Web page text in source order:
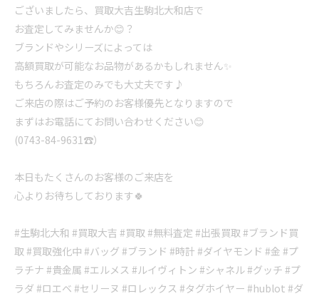
ございましたら、買取大吉生駒北大和店で
お査定してみませんか😊？
ブランドやシリーズによっては
高額買取が可能なお品物があるかもしれません✨
もちろんお査定のみでも大丈夫です♪
ご来店の際はご予約のお客様優先となりますので
まずはお電話にてお問い合わせください😊
(0743-84-9631☎️）
本日もたくさんのお客様のご来店を
心よりお待ちしております🍀
#生駒北大和 #買取大吉 #買取 #無料査定 #出張買取 #ブランド買
取 #買取強化中 #バッグ #ブランド #時計 #ダイヤモンド #金 #プ
ラチナ #貴金属 #エルメス #ルイヴィトン #シャネル #グッチ #プ
ラダ #ロエベ #セリーヌ #ロレックス #タグホイヤー #hublot #ダ